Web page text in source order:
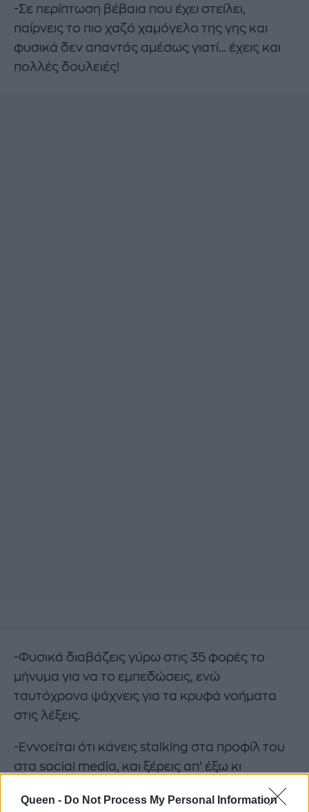
Queen - Do Not Process My Personal Information
-Σε περίπτωση βέβαια που έχει στείλει,
παίρνεις το πιο χαζό χαμόγελο της γης και
φυσικά δεν απαντάς αμέσως γιατί… έχεις και
πολλές δουλειές!
-Φυσικά διαβάζεις γύρω στις 35 φορές το
μήνυμα για να το εμπεδώσεις, ενώ
ταυτόχρονα ψάχνεις για τα κρυφά νοήματα
στις λέξεις.
-Εννοείται ότι κάνεις stalking στα προφίλ του
στα social media, και ξέρεις απ’ έξω κι
στάτους.